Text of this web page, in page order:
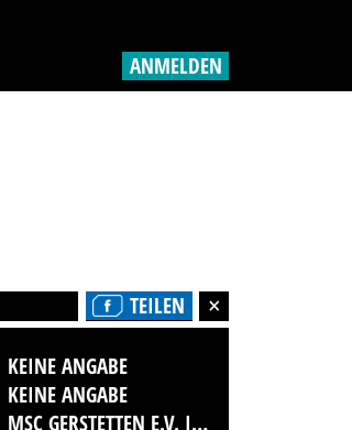
ANMELDEN
TEILEN
KEINE ANGABE
KEINE ANGABE
MSC GERSTETTEN E.V. IM ADAC